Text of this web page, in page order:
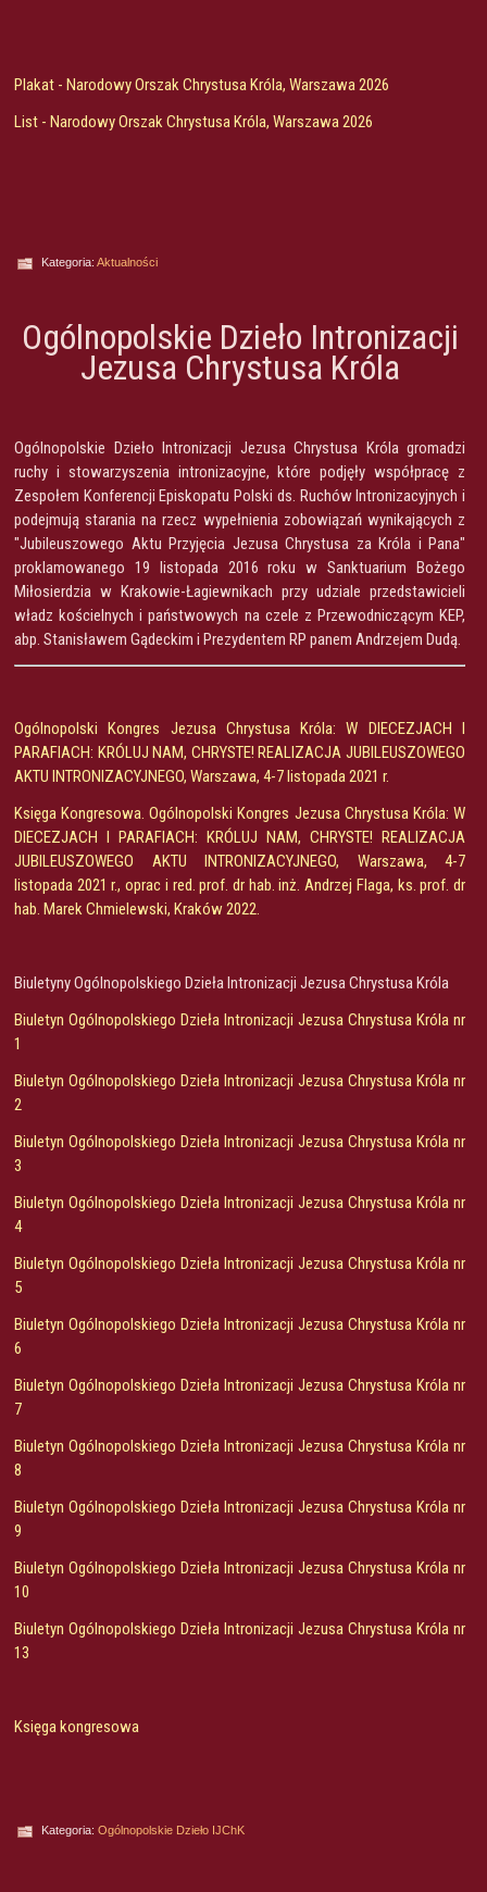
Plakat - Narodowy Orszak Chrystusa Króla, Warszawa 2026
List - Narodowy Orszak Chrystusa Króla, Warszawa 2026
Kategoria: Aktualności
Ogólnopolskie Dzieło Intronizacji
Jezusa Chrystusa Króla
Ogólnopolskie Dzieło Intronizacji Jezusa Chrystusa Króla gromadzi
ruchy i stowarzyszenia intronizacyjne, które podjęły współpracę z
Zespołem Konferencji Episkopatu Polski ds. Ruchów Intronizacyjnych i
podejmują starania na rzecz wypełnienia zobowiązań wynikających z
"Jubileuszowego Aktu Przyjęcia Jezusa Chrystusa za Króla i Pana"
proklamowanego 19 listopada 2016 roku w Sanktuarium Bożego
Miłosierdzia w Krakowie-Łagiewnikach przy udziale przedstawicieli
władz kościelnych i państwowych na czele z Przewodniczącym KEP,
abp. Stanisławem Gądeckim i Prezydentem RP panem Andrzejem Dudą.
Ogólnopolski Kongres Jezusa Chrystusa Króla: W DIECEZJACH I
PARAFIACH: KRÓLUJ NAM, CHRYSTE! REALIZACJA JUBILEUSZOWEGO
AKTU INTRONIZACYJNEGO, Warszawa, 4-7 listopada 2021 r.
Księga Kongresowa. Ogólnopolski Kongres Jezusa Chrystusa Króla: W
DIECEZJACH I PARAFIACH: KRÓLUJ NAM, CHRYSTE! REALIZACJA
JUBILEUSZOWEGO AKTU INTRONIZACYJNEGO, Warszawa, 4-7
listopada 2021 r., oprac i red. prof. dr hab. inż. Andrzej Flaga, ks. prof. dr
hab. Marek Chmielewski, Kraków 2022.
Biuletyny Ogólnopolskiego Dzieła Intronizacji Jezusa Chrystusa Króla
Biuletyn Ogólnopolskiego Dzieła Intronizacji Jezusa Chrystusa Króla nr
1
Biuletyn Ogólnopolskiego Dzieła Intronizacji Jezusa Chrystusa Króla nr
2
Biuletyn Ogólnopolskiego Dzieła Intronizacji Jezusa Chrystusa Króla nr
3
Biuletyn Ogólnopolskiego Dzieła Intronizacji Jezusa Chrystusa Króla nr
4
Biuletyn Ogólnopolskiego Dzieła Intronizacji Jezusa Chrystusa Króla nr
5
Biuletyn Ogólnopolskiego Dzieła Intronizacji Jezusa Chrystusa Króla nr
6
Biuletyn Ogólnopolskiego Dzieła Intronizacji Jezusa Chrystusa Króla nr
7
Biuletyn Ogólnopolskiego Dzieła Intronizacji Jezusa Chrystusa Króla nr
8
Biuletyn Ogólnopolskiego Dzieła Intronizacji Jezusa Chrystusa Króla nr
9
Biuletyn Ogólnopolskiego Dzieła Intronizacji Jezusa Chrystusa Króla nr
10
Biuletyn Ogólnopolskiego Dzieła Intronizacji Jezusa Chrystusa Króla nr
13
Księga kongresowa
Kategoria: Ogólnopolskie Dzieło IJChK